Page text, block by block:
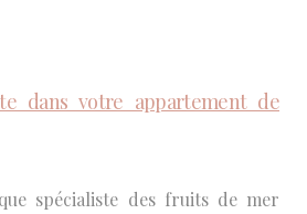
dans votre appartement de
spécialiste des fruits de mer